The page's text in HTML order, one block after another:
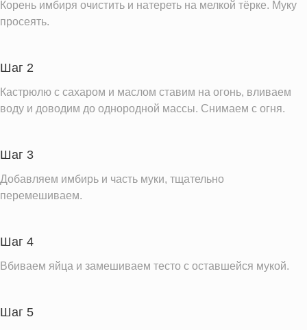
Холестерин
Натрий
Магний
Кальций
60.4 мг
Калий
Фолиевая кислота
60.1 мкг
Витамин С
Витамин Д
Витамин Е
1.5 мг
Добавленный сахар
Корень имбиря очистить и натереть на мелкой тёрке. Муку
просеять.
Шаг 2
Кастрюлю с сахаром и маслом ставим на огонь, вливаем
воду и доводим до однородной массы. Снимаем с огня.
Шаг 3
Добавляем имбирь и часть муки, тщательно
перемешиваем.
Шаг 4
Вбиваем яйца и замешиваем тесто с оставшейся мукой.
Шаг 5